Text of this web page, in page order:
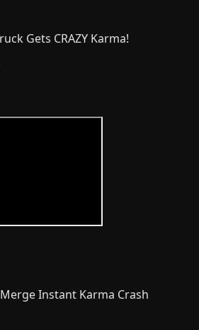
Gets CRAZY Karma!
Instant Karma Crash